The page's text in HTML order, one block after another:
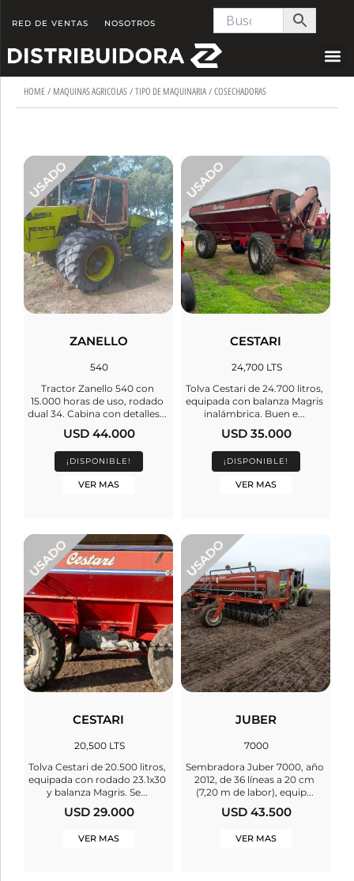
content
RED DE VENTAS NOSOTROS
HOME / MAQUINAS AGRICOLAS / TIPO DE MAQUINARIA/ COSECHADORAS
ZANELLO
540
Tractor Zanello 540 con
15.000 horas de uso, rodado
dual 34. Cabina con detalles...
USD 44.000
¡DISPONIBLE!
VER MAS
CESTARI
24,700 LTS
Tolva Cestari de 24.700 litros,
equipada con balanza Magris
inalámbrica. Buen e...
USD 35.000
¡DISPONIBLE!
VER MAS
CESTARI
20,500 LTS
Tolva Cestari de 20.500 litros,
equipada con rodado 23.1x30
y balanza Magris. Se...
USD 29.000
VER MAS
JUBER
7000
Sembradora Juber 7000, año
2012, de 36 líneas a 20 cm
(7,20 m de labor), equip...
USD 43.500
VER MAS